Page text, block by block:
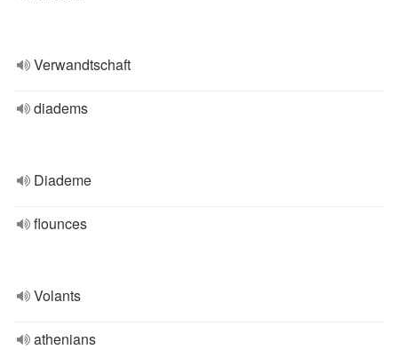
Verwandtschaft
diadems
Diademe
flounces
Volants
athenians